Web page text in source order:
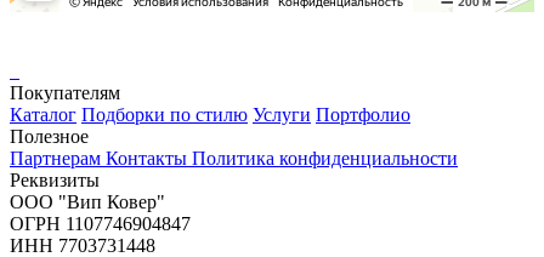
Покупателям
Каталог Подборки по стилю Услуги Портфолио
Полезное
Партнерам Контакты Политика конфиденциальности
Реквизиты
ООО "Вип Ковер"
ОГРН 1107746904847
ИНН 7703731448